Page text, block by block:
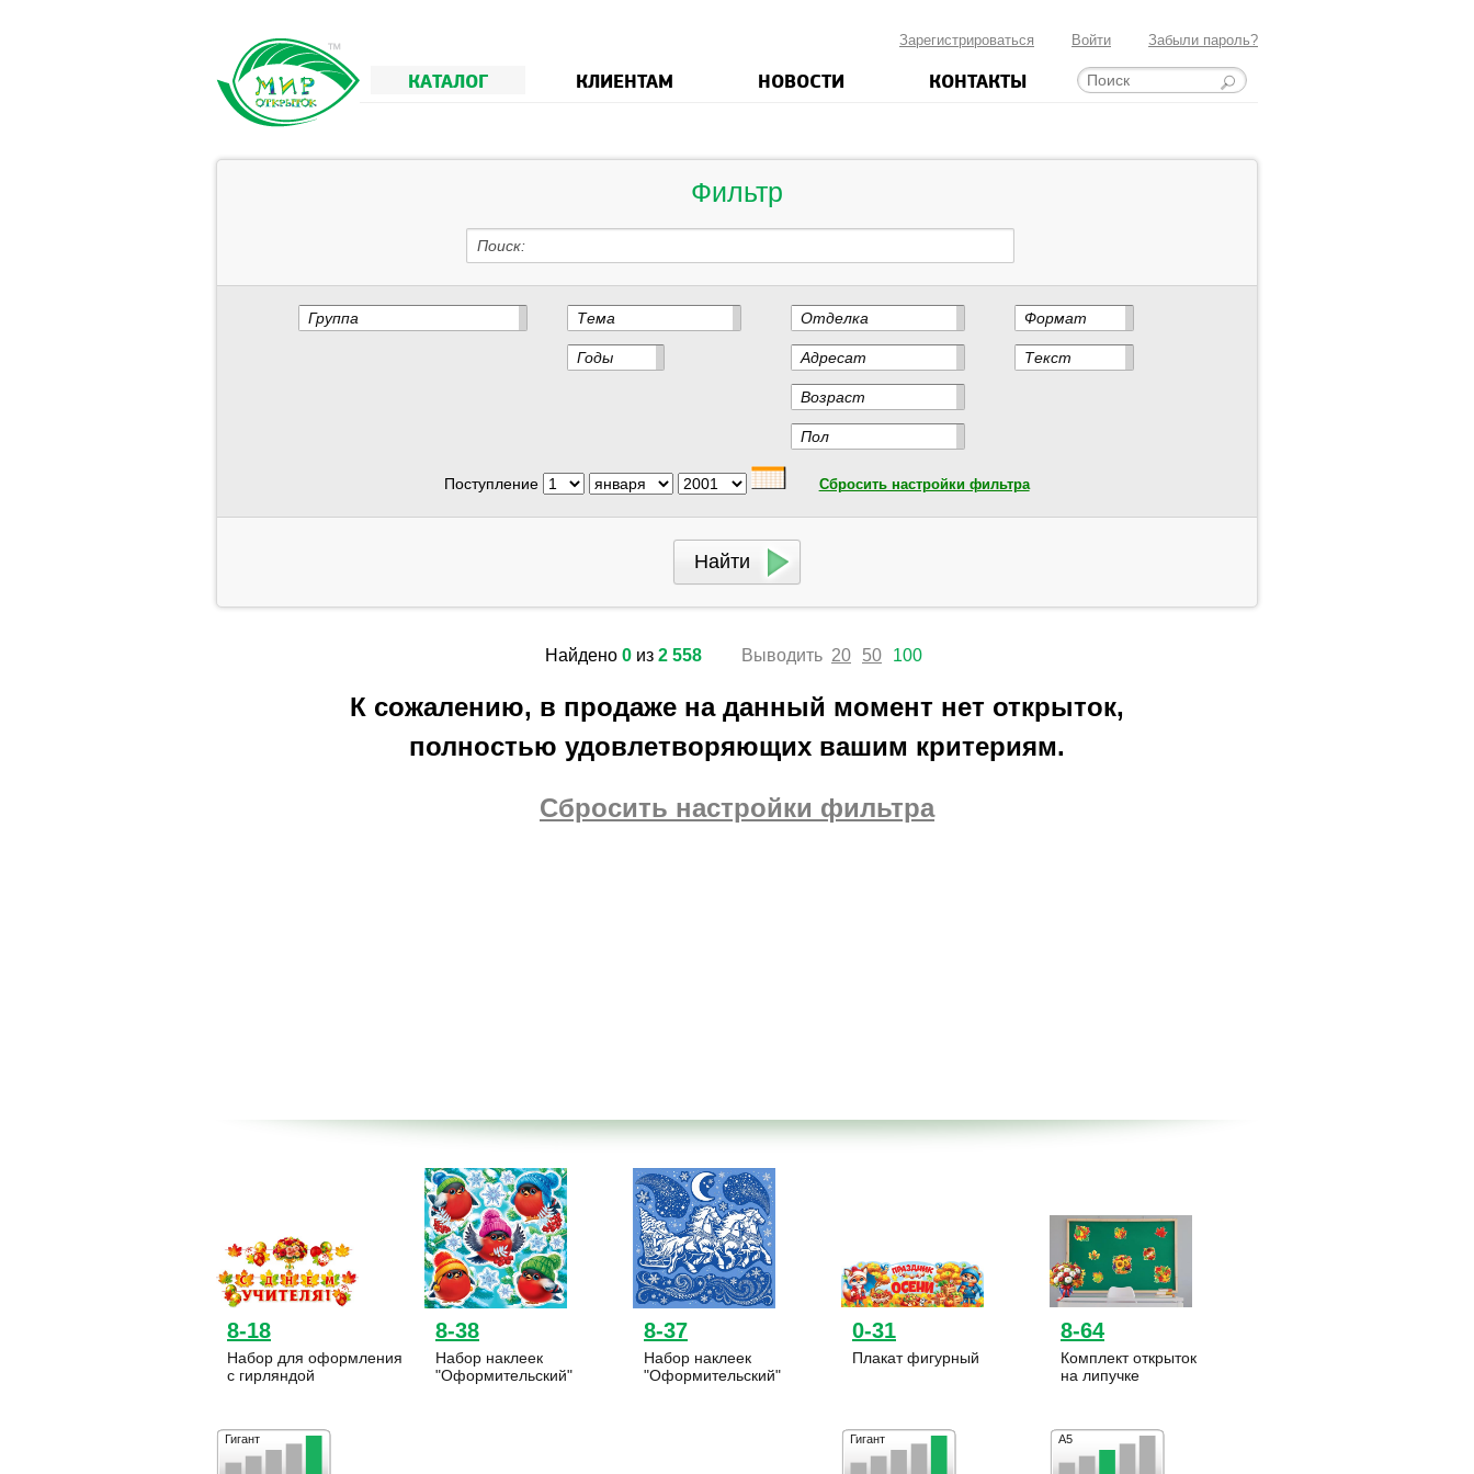
Зарегистрироваться Войти Забыли пароль?
КАТАЛОГ КЛИЕНТАМ НОВОСТИ КОНТАКТЫ
Фильтр
Поиск
Группа Тема
Годы
Отделка
Адресат
Возраст
Пол
Формат
Текст
Поступление Сбросить настройки фильтра
Найдено 0 из 2 558 Выводить 20 50 100
К сожалению, в продаже на данный момент нет открыток,
полностью удовлетворяющих вашим критериям.
Сбросить настройки фильтра
8-18
Набор для оформления
с гирляндой
8-38
Набор наклеек
"Оформительский"
8-37
Набор наклеек
"Оформительский"
0-31
Плакат фигурный
8-64
Комплект открыток
на липучке
Гигант Гигант А5